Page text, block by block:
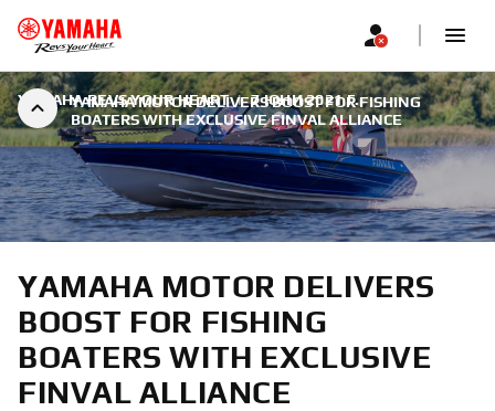
YAMAHA MOTOR DELIVERS BOOST FOR FISHING
BOATERS WITH EXCLUSIVE FINVAL ALLIANCE
YAMAHA REVS YOUR HEART | 7 ЮНИ 2021 Г.
YAMAHA MOTOR DELIVERS
BOOST FOR FISHING
BOATERS WITH EXCLUSIVE
FINVAL ALLIANCE